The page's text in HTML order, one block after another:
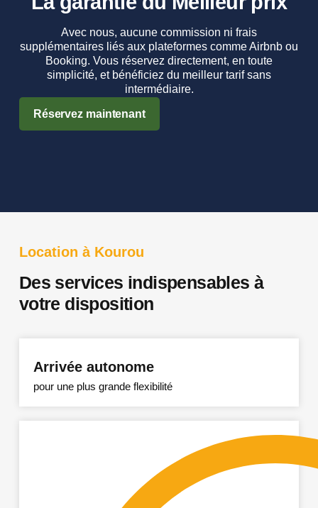
Avec nous, aucune commission ni frais
supplémentaires liés aux plateformes comme Airbnb ou
Booking. Vous réservez directement, en toute
simplicité, et bénéficiez du meilleur tarif sans
intermédiaire.
Réservez maintenant
Location à Kourou
Des services indispensables à
votre disposition​
Arrivée autonome
pour une plus grande flexibilité